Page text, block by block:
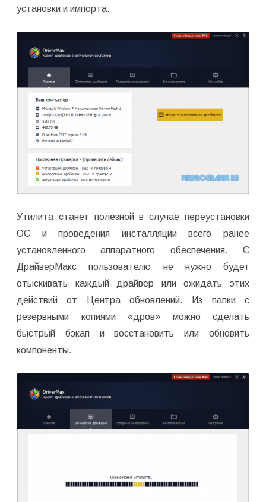
установки и импорта.
Утилита станет полезной в случае переустановки
ОС и проведения инсталляции всего ранее
установленного аппаратного обеспечения. С
ДрайверМакс пользователю не нужно будет
отыскивать каждый драйвер или ожидать этих
действий от Центра обновлений. Из папки с
резервными копиями «дров» можно сделать
быстрый бэкап и восстановить или обновить
компоненты.